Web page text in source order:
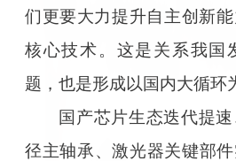
们更要大力提升自主创新
核心技术。这是关系我国
题，也是形成以国内大循环
国产芯片生态迭代提
径主轴承、激光器关键部